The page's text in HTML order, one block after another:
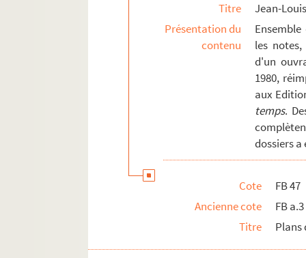
Titre
Jean-
Présentation du
contenu
les
d'un
1980,
aux
temps.
dossiers a
Cote
FB 47
Ancienne cote
FB
Titre
Plans